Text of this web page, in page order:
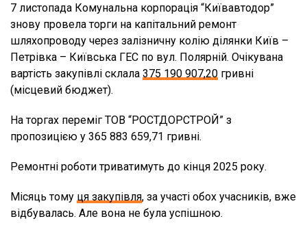
7 листопада Комунальна корпорація “Київавтодор”
знову провела торги на капітальний ремонт
шляхопроводу через залізничну колію ділянки Київ –
Петрівка – Київська ГЕС по вул. Полярній. Очікувана
вартість закупівлі склала 375 190 907,20 гривні
(місцевий бюджет).
На торгах переміг ТОВ “РОСТДОРСТРОЙ” з
пропозицією у 365 883 659,71 гривні.
Ремонтні роботи триватимуть до кінця 2025 року.
Місяць тому ця закупівля, за участі обох учасників, вже
відбувалась. Але вона не була успішною.